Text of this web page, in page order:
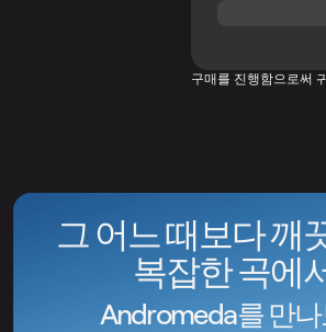
구매를 진행함으로써
그 어느 때보다 깨
복잡한 곡에
Andromeda를 만